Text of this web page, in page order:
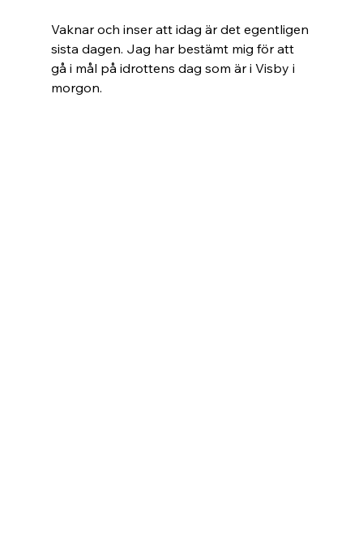
Vaknar och inser att idag är det egentligen
sista dagen. Jag har bestämt mig för att
gå i mål på idrottens dag som är i Visby i
morgon.